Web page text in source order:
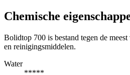
Chemische
Bolidtop 700 is bestand tegen de
en reinigingsmiddelen.
Water
*****